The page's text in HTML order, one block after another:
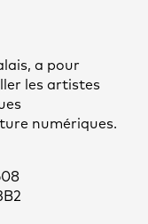
a pour
les artistes
numériques.